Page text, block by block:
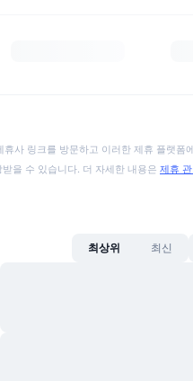
사 링크를 방문하고 이러한 제휴 플랫폼
을 수 있습니다. 더 자세한 내용은 제휴
최상위 최신